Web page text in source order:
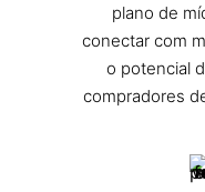
plano de
conectar com
o potencial
compradores